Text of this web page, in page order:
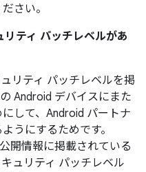
さい。
ティ パッチレベルがあ
リティ パッチレベルを掲
Android デバイスにまた
して、Android パートナ
うにするためです。
開情報に掲載されている
ュリティ パッチレベル